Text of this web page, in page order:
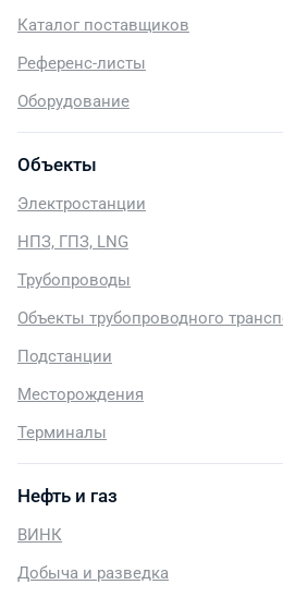
Каталог поставщиков
Референс-листы
Оборудование
Объекты
Электростанции
НПЗ, ГПЗ, LNG
Трубопроводы
Объекты трубопроводного
Подстанции
Месторождения
Терминалы
Нефть и газ
ВИНК
Добыча и разведка